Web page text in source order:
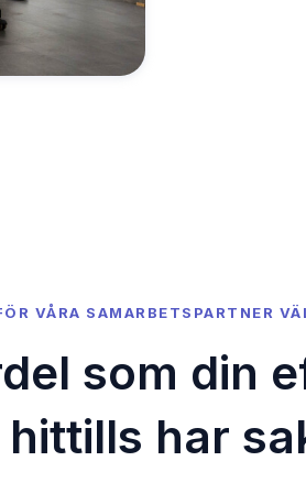
VÅRA SAMARBETSPARTNER
som din
hittills har